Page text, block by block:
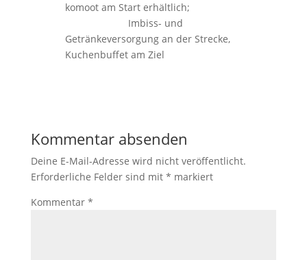
komoot am Start erhältlich;
Imbiss- und
Getränkeversorgung an der Strecke,
Kuchenbuffet am Ziel
Kommentar absenden
Deine E-Mail-Adresse wird nicht veröffentlicht.
Erforderliche Felder sind mit * markiert
Kommentar *